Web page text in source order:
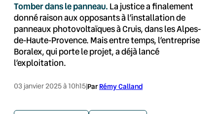
Tomber dans le panneau. La justice a finalement
donné raison aux opposants à l’installation de
panneaux photovoltaïques à Cruis, dans les Alpes-
de-Haute-Provence. Mais entre temps, l’entreprise
Boralex, qui porte le projet, a déjà lancé
l’exploitation.
03 janvier 2025 à 10h15|Par Rémy Calland